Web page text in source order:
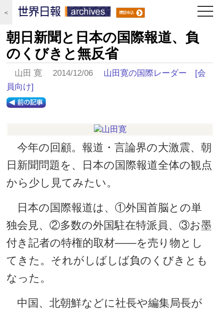
＜
朝日新聞と日本の国際報道、負
のくびきと無反省
山田 寛 2014/12/06 山田寛の国際レーダー
[会
員向け]
今年の回顧。報道・言論界の大激震、朝
日新聞問題を、日本の国際報道全体の観点
から少し見てみたい。
日本の国際報道は、①外国首脳との単
独会見、②多数の外国駐在特派員、③お墨
付き記者の特権的取材――を売り物とし
てきた。それがしばしば負のくびきとも
なった。
中国、北朝鮮などに社長や編集局長が